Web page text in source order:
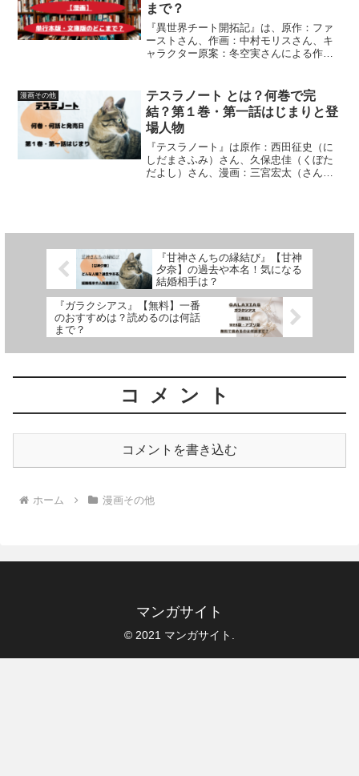
まで？
『異世界チート開拓記』は、原作：ファ
ーストさん、作画：中村モリスさん、キ
ャラクター原案：冬空実さんによる作品
調べ・サブタイトルの内容を元に検証し
ています
漫画その他
テスラノート とは？何巻で完
結？第１巻・第一話はじまりと登
場人物
『テスラノート』は原作：西田征史（に
しだまさふみ）さん、久保忠佳（くぼた
だよし）さん、漫画：三宮宏太（さんの
『甘神さんちの縁結び』【甘神
夕奈】の過去や本名！気になる
結婚相手は？
『ガラクシアス』【無料】一番
のおすすめは？読めるのは何話
まで？
コメント
コメントを書き込む
ホーム 漫画その他
マンガサイト
© 2021 マンガサイト.